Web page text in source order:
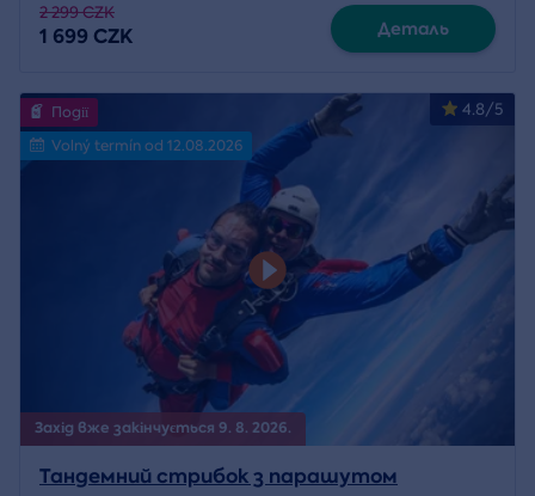
2 299 CZK
1 699 CZK Деталь
Захід вже закінчується 9. 8. 2026.
4.8/5
Події
Volný termín od 12.08.2026
Тандемний стрибок з парашутом